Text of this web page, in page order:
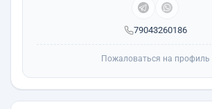
79043260186
Пожаловаться на профиль